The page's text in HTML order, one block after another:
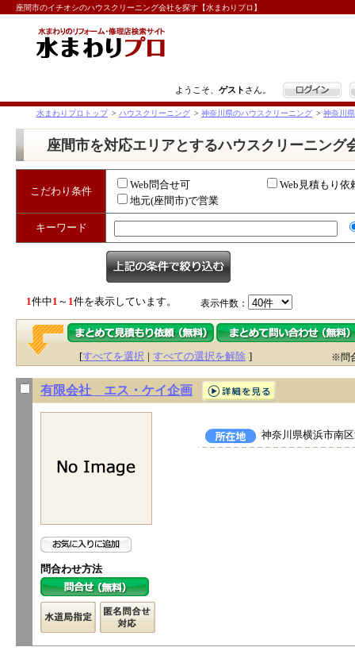
座間市のイチオシのハウスクリーニング会社を探す【水まわりプロ】
ようこそ、 ゲスト さん。 ログイン
水まわりプロトップ > ハウスクリーニング > 神奈川県のハウスクリーニング > 神奈川
座間市を対応エリアとするハウスクリーニング
こだわり条件
Web問合せ可
Web見積もり依
地元(座間市)で営業
キーワード
1件中1 ～ 1件を表示しています。 表示件数：
[すべてを選択 | すべての選択を解除 ] ※問
有限会社 エス・ケイ企画
問合わせ方法
神奈川県横浜市南